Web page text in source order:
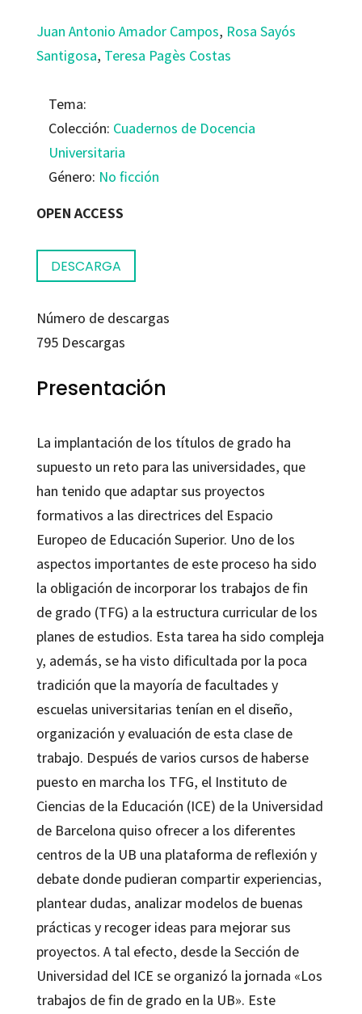
Juan Antonio Amador Campos, Rosa Sayós
Santigosa, Teresa Pagès Costas
Tema:
Colección: Cuadernos de Docencia
Universitaria
Género: No ficción
OPEN ACCESS
DESCARGA
Número de descargas
795Descargas
Presentación
La implantación de los títulos de grado ha
supuesto un reto para las universidades, que
han tenido que adaptar sus proyectos
formativos a las directrices del Espacio
Europeo de Educación Superior. Uno de los
aspectos importantes de este proceso ha sido
la obligación de incorporar los trabajos de fin
de grado (TFG) a la estructura curricular de los
planes de estudios. Esta tarea ha sido compleja
y, además, se ha visto dificultada por la poca
tradición que la mayoría de facultades y
escuelas universitarias tenían en el diseño,
organización y evaluación de esta clase de
trabajo. Después de varios cursos de haberse
puesto en marcha los TFG, el Instituto de
Ciencias de la Educación (ICE) de la Universidad
de Barcelona quiso ofrecer a los diferentes
centros de la UB una plataforma de reflexión y
debate donde pudieran compartir experiencias,
plantear dudas, analizar modelos de buenas
prácticas y recoger ideas para mejorar sus
proyectos. A tal efecto, desde la Sección de
Universidad del ICE se organizó la jornada «Los
trabajos de fin de grado en la UB». Este